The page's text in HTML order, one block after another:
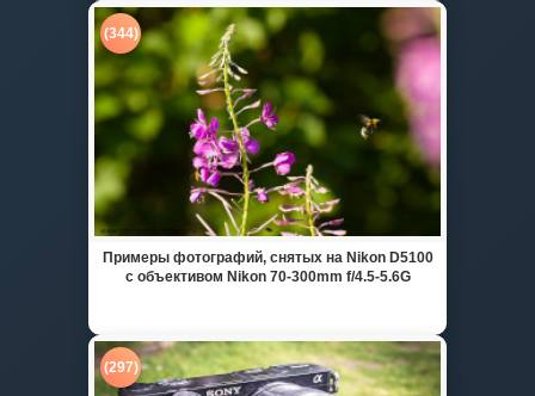
(344)
Примеры фотографий, снятых на Nikon D5100
с объективом Nikon 70-300mm f/4.5-5.6G
(297)